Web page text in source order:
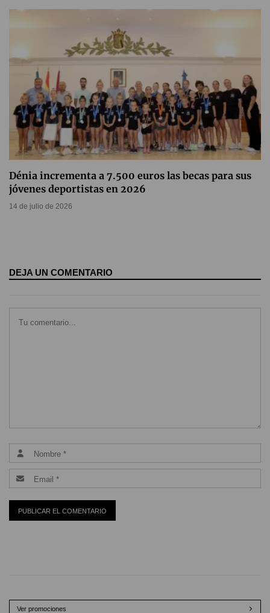
Dénia incrementa a 7.500 euros las becas para sus
jóvenes deportistas en 2026
14 de julio de 2026
DEJA UN COMENTARIO
Ver promociones